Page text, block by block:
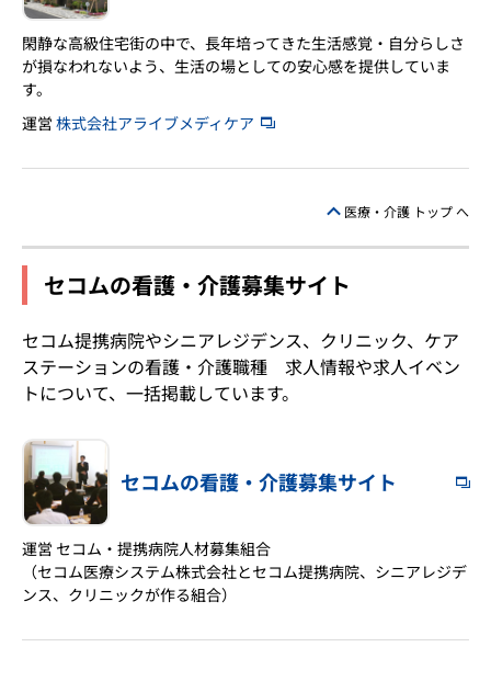
閑静な高級住宅街の中で、長年培ってきた生活感覚・自分らしさ
が損なわれないよう、生活の場としての安心感を提供していま
す。
運営 株式会社アライブメディケア
医療・介護 トップ へ
セコムの看護・介護募集サイト
セコム提携病院やシニアレジデンス、クリニック、ケア
ステーションの看護・介護職種 求人情報や求人イベン
トについて、一括掲載しています。
セコムの看護・介護募集サイト
運営 セコム・提携病院人材募集組合
（セコム医療システム株式会社とセコム提携病院、シニアレジデ
ンス、クリニックが作る組合）